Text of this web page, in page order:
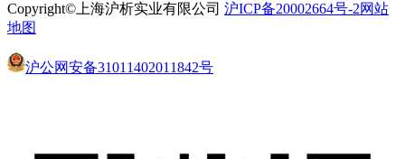
Copyright©上海沪析实业有限公司 沪ICP备20002664号-2网站
地图
沪公网安备31011402011842号